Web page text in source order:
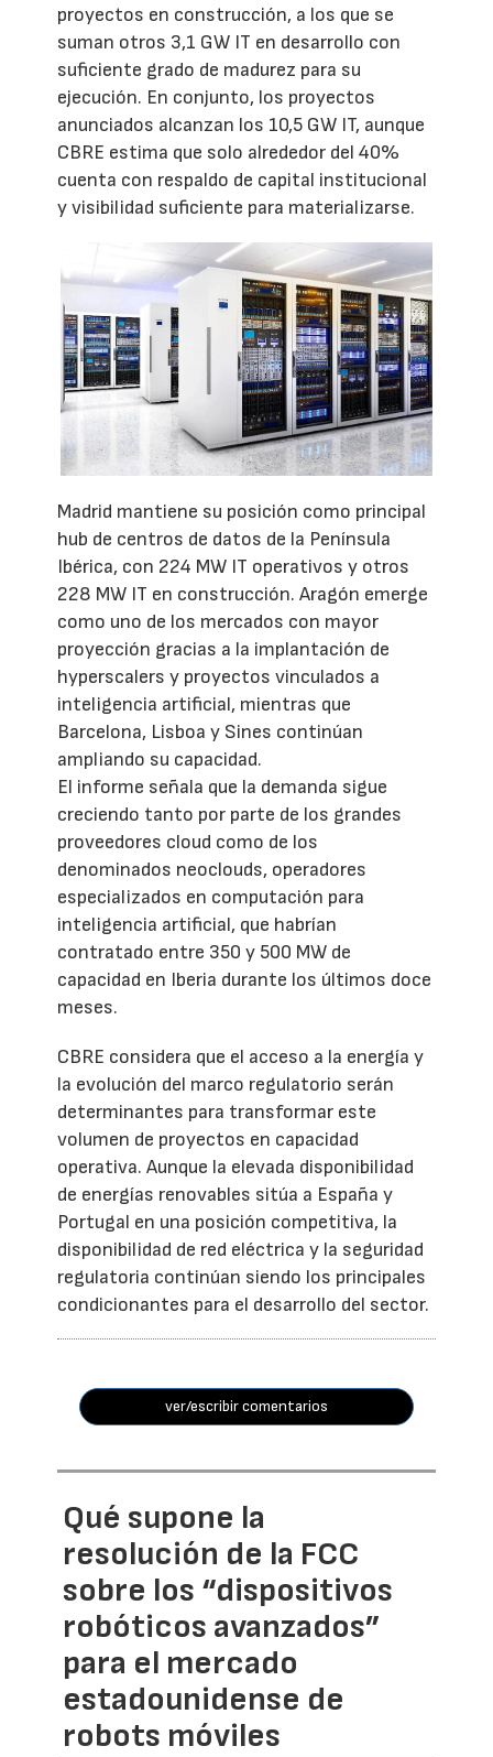
proyectos en construcción, a los que se
suman otros 3,1 GW IT en desarrollo con
suficiente grado de madurez para su
ejecución. En conjunto, los proyectos
anunciados alcanzan los 10,5 GW IT, aunque
CBRE estima que solo alrededor del 40%
cuenta con respaldo de capital institucional
y visibilidad suficiente para materializarse.
Madrid mantiene su posición como principal
hub de centros de datos de la Península
Ibérica, con 224 MW IT operativos y otros
228 MW IT en construcción. Aragón emerge
como uno de los mercados con mayor
proyección gracias a la implantación de
hyperscalers y proyectos vinculados a
inteligencia artificial, mientras que
Barcelona, Lisboa y Sines continúan
ampliando su capacidad.
El informe señala que la demanda sigue
creciendo tanto por parte de los grandes
proveedores cloud como de los
denominados neoclouds, operadores
especializados en computación para
inteligencia artificial, que habrían
contratado entre 350 y 500 MW de
capacidad en Iberia durante los últimos doce
meses.
CBRE considera que el acceso a la energía y
la evolución del marco regulatorio serán
determinantes para transformar este
volumen de proyectos en capacidad
operativa. Aunque la elevada disponibilidad
de energías renovables sitúa a España y
Portugal en una posición competitiva, la
disponibilidad de red eléctrica y la seguridad
regulatoria continúan siendo los principales
condicionantes para el desarrollo del sector.
ver/escribir comentarios
Qué supone la
resolución de la FCC
sobre los “dispositivos
robóticos avanzados”
para el mercado
estadounidense de
robots móviles